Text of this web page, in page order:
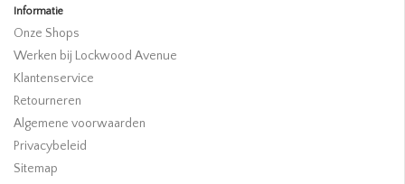
Informatie
Onze Shops
Werken bij Lockwood Avenue
Klantenservice
Retourneren
Algemene voorwaarden
Privacybeleid
Sitemap